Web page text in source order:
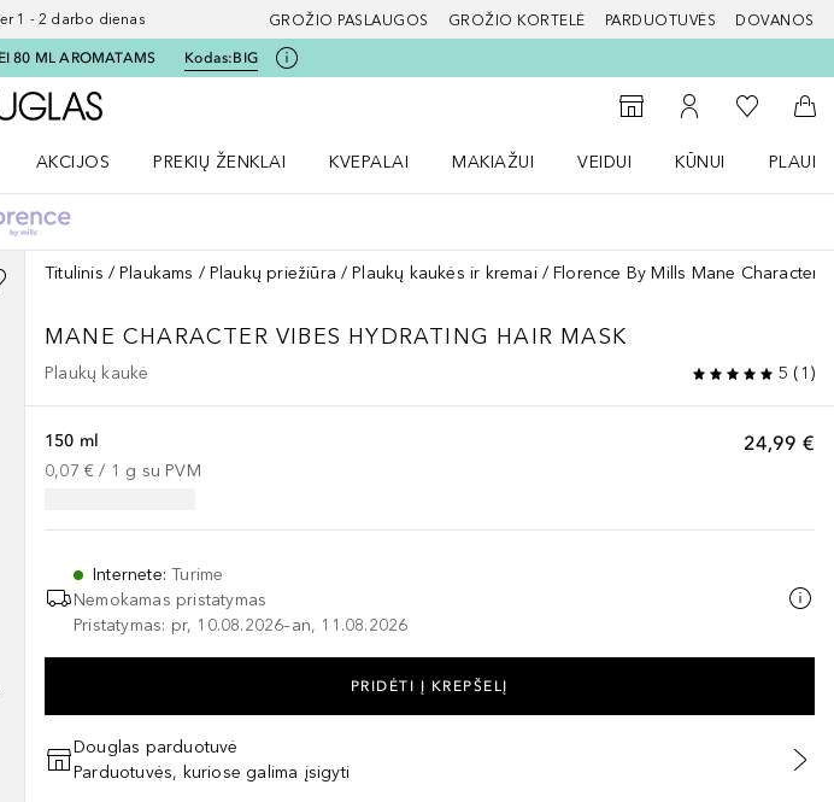
1 - 2 darbo dienas GROŽIO PASLAUGOS GROŽIO KORTELĖ PARDUOTUVĖS DOVANOS
80 ML AROMATAMS Kodas:BIG
Į Douglas pagrindinį puslapį
Į parduotuvių paiešką
Į mano paskyrą
Į mano
Į
AKCIJOS
PREKIŲ ŽENKLAI
KVEPALAI
MAKIAŽUI
VEIDUI
KŪNUI
Titulinis Plaukams Plaukų priežiūra Plaukų kaukės ir kremai Florence By Mills Mane Character
MANE CHARACTER VIBES HYDRATING HAIR MASK
Plaukų kaukė 5 ( 1 )
24,99 €
150 ml
0,07 € / 1 g su PVM
Internete:Turime
Nemokamas pristatymas
Pristatymas: pr, 10.08.2026–an, 11.08.2026
PRIDĖTI Į KREPŠELĮ
Douglas parduotuvė
Parduotuvės, kuriose galima įsigyti